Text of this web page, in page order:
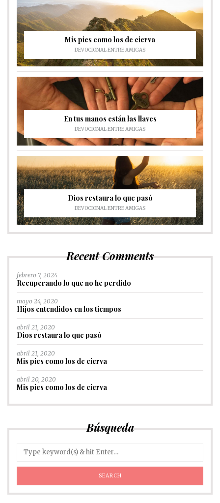
Mis pies como los de cierva
DEVOCIONAL ENTRE AMIGAS
En tus manos están las llaves
DEVOCIONAL ENTRE AMIGAS
Dios restaura lo que pasó
DEVOCIONAL ENTRE AMIGAS
Recent Comments
febrero 7, 2024
Recuperando lo que no he perdido
mayo 24, 2020
Hijos entendidos en los tiempos
abril 21, 2020
Dios restaura lo que pasó
abril 21, 2020
Mis pies como los de cierva
abril 20, 2020
Mis pies como los de cierva
Búsqueda